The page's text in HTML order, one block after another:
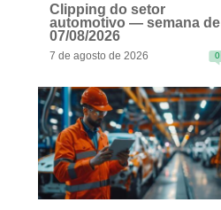
READ MORE
Clipping do setor
automotivo — semana de
07/08/2026
7 de agosto de 2026 0